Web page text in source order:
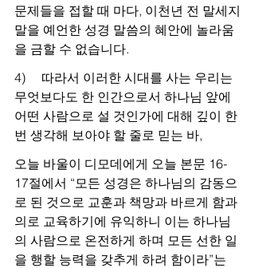
문제들을 접할 때 마다, 이천년 전 말세지
말을 예언한 성경 말씀의 혜안에 놀라움
을 금할 수 없습니다.
4)     따라서 이러한 시대를 사는 우리는
무엇보다도 한 인간으로서 하나님 앞에
어떤 사람으로 설 것인가에 대해 깊이 한
번 생각해 보아야 할 줄로 믿는 바,
오늘 바울이 디모데에게 오늘 본문 16-
17절에서 “모든 성경은 하나님의 감동으
로 된 것으로 교훈과 책망과 바르게 함과
의로 교육하기에 유익하니 이는 하나님
의 사람으로 온전하게 하며 모든 선한 일
을 행할 능력을 갖추게 하려 함이라”는